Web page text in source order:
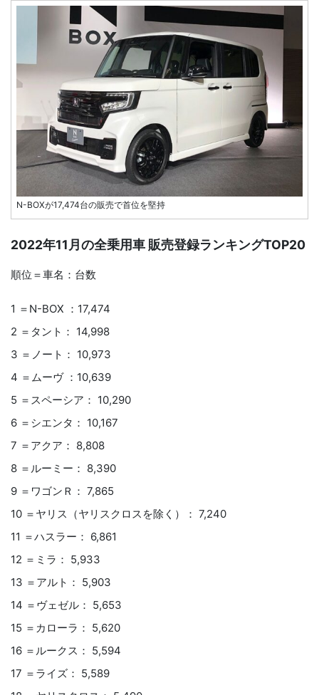
N-BOXが17,474台の販売で首位を堅持
2022年11月の全乗用車 販売登録ランキングTOP20
順位＝車名：台数
1 ＝N-BOX ：17,474
2 ＝タント： 14,998
3 ＝ノート： 10,973
4 ＝ムーヴ ：10,639
5 ＝スペーシア： 10,290
6 ＝シエンタ： 10,167
7 ＝アクア： 8,808
8 ＝ルーミー： 8,390
9 ＝ワゴンＲ： 7,865
10 ＝ヤリス（ヤリスクロスを除く）： 7,240
11 ＝ハスラー： 6,861
12 ＝ミラ： 5,933
13 ＝アルト： 5,903
14 ＝ヴェゼル： 5,653
15 ＝カローラ： 5,620
16 ＝ルークス： 5,594
17 ＝ライズ： 5,589